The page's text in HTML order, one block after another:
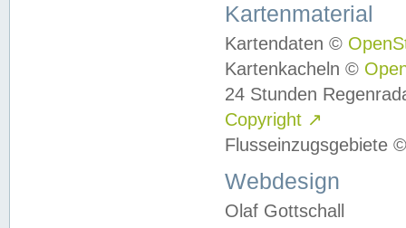
Kartenmaterial
Kartendaten ©
Kartenkacheln ©
24 Stunden
Copyright ↗
Flusseinzugsgebiete
Webdesign
Olaf Gottschall